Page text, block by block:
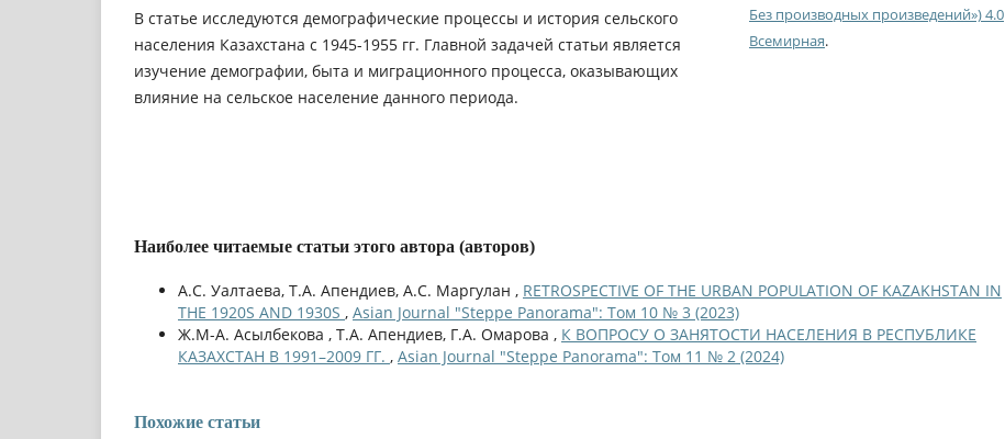
В статье исследуются демографические процессы и история сельского
населения Казахстана с 1945-1955 гг. Главной задачей статьи является
изучение демографии, быта и миграционного процесса, оказывающих
влияние на сельское население данного периода.
Без производных произведений») 4.0
Всемирная.
Наиболее читаемые статьи этого автора (авторов)
А.С. Уалтаева, Т.А. Апендиев, А.С. Маргулан , RETROSPECTIVE OF THE URBAN POPULATION OF KAZAKHSTAN IN
THE 1920S AND 1930S , Asian Journal "Steppe Panorama": Том 10 № 3 (2023)
Ж.М-А. Асылбекова , Т.А. Апендиев, Г.А. Омарова , К ВОПРОСУ О ЗАНЯТОСТИ НАСЕЛЕНИЯ В РЕСПУБЛИКЕ
КАЗАХСТАН В 1991–2009 ГГ. , Asian Journal "Steppe Panorama": Том 11 № 2 (2024)
Похожие статьи